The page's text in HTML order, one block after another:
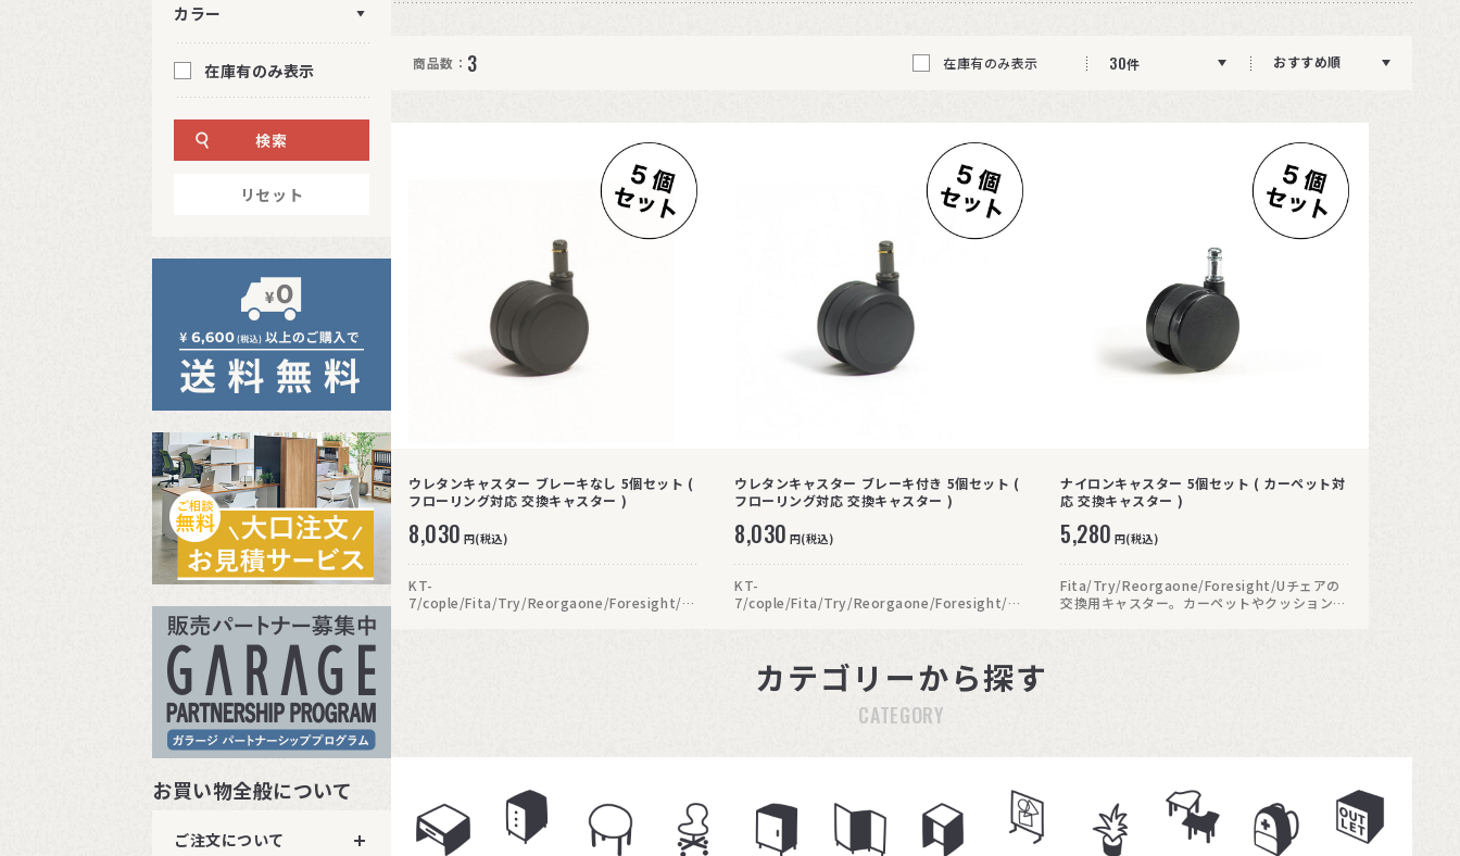
カラー
在庫有のみ表示
検索
リセット
お買い物全般について
ご注文について
商品数： 3 在庫有のみ表示 30件 おすすめ順
ウレタンキャスター ブレーキなし 5個セット (
フローリング対応 交換キャスター )
8,030 円(税込)
KT-
7/cople/Fita/Try/Reorgaone/Foresight/U
ウレタンキャスター ブレーキ付き 5個セット (
フローリング対応 交換キャスター )
8,030 円(税込)
KT-
7/cople/Fita/Try/Reorgaone/Foresight/U
ナイロンキャスター 5個セット ( カーペット対
応 交換キャスター )
5,280 円(税込)
Fita/Try/Reorgaone/Foresight/Uチェアの
交換用キャスター。カーペットやクッションフ
カテゴリーから探す
CATEGORY